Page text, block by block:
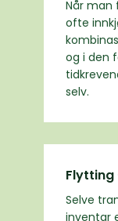
Når man
ofte
og i den
selv.
Flytting
Selve
inventar